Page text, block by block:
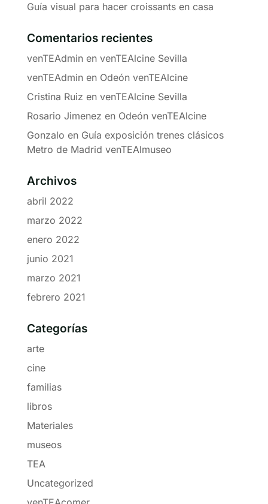
Guía visual para hacer croissants en casa
Comentarios recientes
venTEAdminen venTEAlcine Sevilla
venTEAdminen Odeón venTEAlcine
Cristina Ruiz en venTEAlcine Sevilla
Rosario Jimenez en Odeón venTEAlcine
Gonzalo en Guía exposición trenes clásicos
Metro de Madrid venTEAlmuseo
Archivos
abril 2022
marzo 2022
enero 2022
junio 2021
marzo 2021
febrero 2021
Categorías
arte
cine
familias
libros
Materiales
museos
TEA
Uncategorized